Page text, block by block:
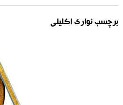
برچسب نواری اکلیلی